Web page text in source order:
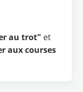
au trot" et
aux courses